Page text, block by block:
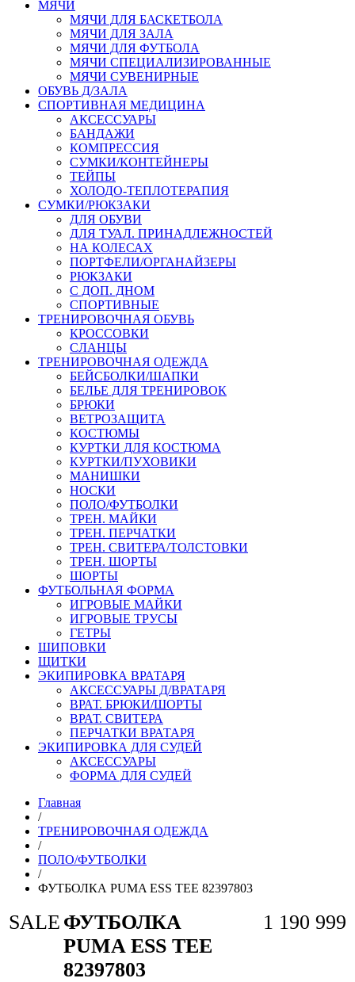
МЯЧИ
МЯЧИ ДЛЯ БАСКЕТБОЛА
МЯЧИ ДЛЯ ЗАЛА
МЯЧИ ДЛЯ ФУТБОЛА
МЯЧИ СПЕЦИАЛИЗИРОВАННЫЕ
МЯЧИ СУВЕНИРНЫЕ
ОБУВЬ Д/ЗАЛА
СПОРТИВНАЯ МЕДИЦИНА
АКСЕССУАРЫ
БАНДАЖИ
КОМПРЕССИЯ
СУМКИ/КОНТЕЙНЕРЫ
ТЕЙПЫ
ХОЛОДО-ТЕПЛОТЕРАПИЯ
СУМКИ/РЮКЗАКИ
ДЛЯ ОБУВИ
ДЛЯ ТУАЛ. ПРИНАДЛЕЖНОСТЕЙ
НА КОЛЕСАХ
ПОРТФЕЛИ/ОРГАНАЙЗЕРЫ
РЮКЗАКИ
С ДОП. ДНОМ
СПОРТИВНЫЕ
ТРЕНИРОВОЧНАЯ ОБУВЬ
КРОССОВКИ
СЛАНЦЫ
ТРЕНИРОВОЧНАЯ ОДЕЖДА
БЕЙСБОЛКИ/ШАПКИ
БЕЛЬЕ ДЛЯ ТРЕНИРОВОК
БРЮКИ
ВЕТРОЗАЩИТА
КОСТЮМЫ
КУРТКИ ДЛЯ КОСТЮМА
КУРТКИ/ПУХОВИКИ
МАНИШКИ
НОСКИ
ПОЛО/ФУТБОЛКИ
ТРЕН. МАЙКИ
ТРЕН. ПЕРЧАТКИ
ТРЕН. СВИТЕРА/ТОЛСТОВКИ
ТРЕН. ШОРТЫ
ШОРТЫ
ФУТБОЛЬНАЯ ФОРМА
ИГРОВЫЕ МАЙКИ
ИГРОВЫЕ ТРУСЫ
ГЕТРЫ
ШИПОВКИ
ЩИТКИ
ЭКИПИРОВКА ВРАТАРЯ
АКСЕССУАРЫ Д/ВРАТАРЯ
ВРАТ. БРЮКИ/ШОРТЫ
ВРАТ. СВИТЕРА
ПЕРЧАТКИ ВРАТАРЯ
ЭКИПИРОВКА ДЛЯ СУДЕЙ
АКСЕССУАРЫ
ФОРМА ДЛЯ СУДЕЙ
Главная
/
ТРЕНИРОВОЧНАЯ ОДЕЖДА
/
ПОЛО/ФУТБОЛКИ
/
ФУТБОЛКА PUMA ESS TEE 82397803
SALE ФУТБОЛКА
PUMA ESS TEE
82397803
1 190 999